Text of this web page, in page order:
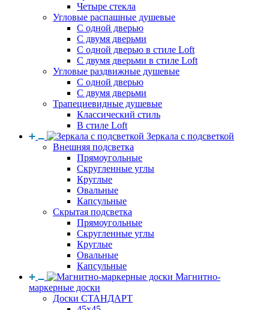
Четыре стекла
Угловые распашные душевые
С одной дверью
С двумя дверьми
С одной дверью в стиле Loft
С двумя дверьми в стиле Loft
Угловые раздвижные душевые
С одной дверью
С двумя дверьми
Трапециевидные душевые
Классический стиль
В стиле Loft
Зеркала с подсветкой
Внешняя подсветка
Прямоугольные
Скругленные углы
Круглые
Овальные
Капсульные
Скрытая подсветка
Прямоугольные
Скругленные углы
Круглые
Овальные
Капсульные
Магнитно-
маркерные доски
Доски СТАНДАРТ